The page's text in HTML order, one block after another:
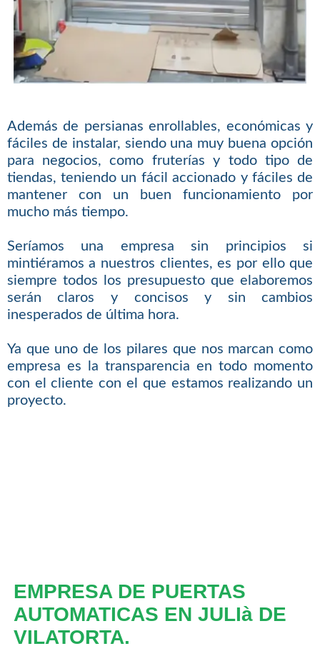
Además de persianas enrollables, económicas y
fáciles de instalar, siendo una muy buena opción
para negocios, como fruterías y todo tipo de
tiendas, teniendo un fácil accionado y fáciles de
mantener con un buen funcionamiento por
mucho más tiempo.
Seríamos una empresa sin principios si
mintiéramos a nuestros clientes, es por ello que
siempre todos los presupuesto que elaboremos
serán claros y concisos y sin cambios
inesperados de última hora.
Ya que uno de los pilares que nos marcan como
empresa es la transparencia en todo momento
con el cliente con el que estamos realizando un
proyecto.
EMPRESA DE PUERTAS
AUTOMATICAS EN JULIà DE
VILATORTA.